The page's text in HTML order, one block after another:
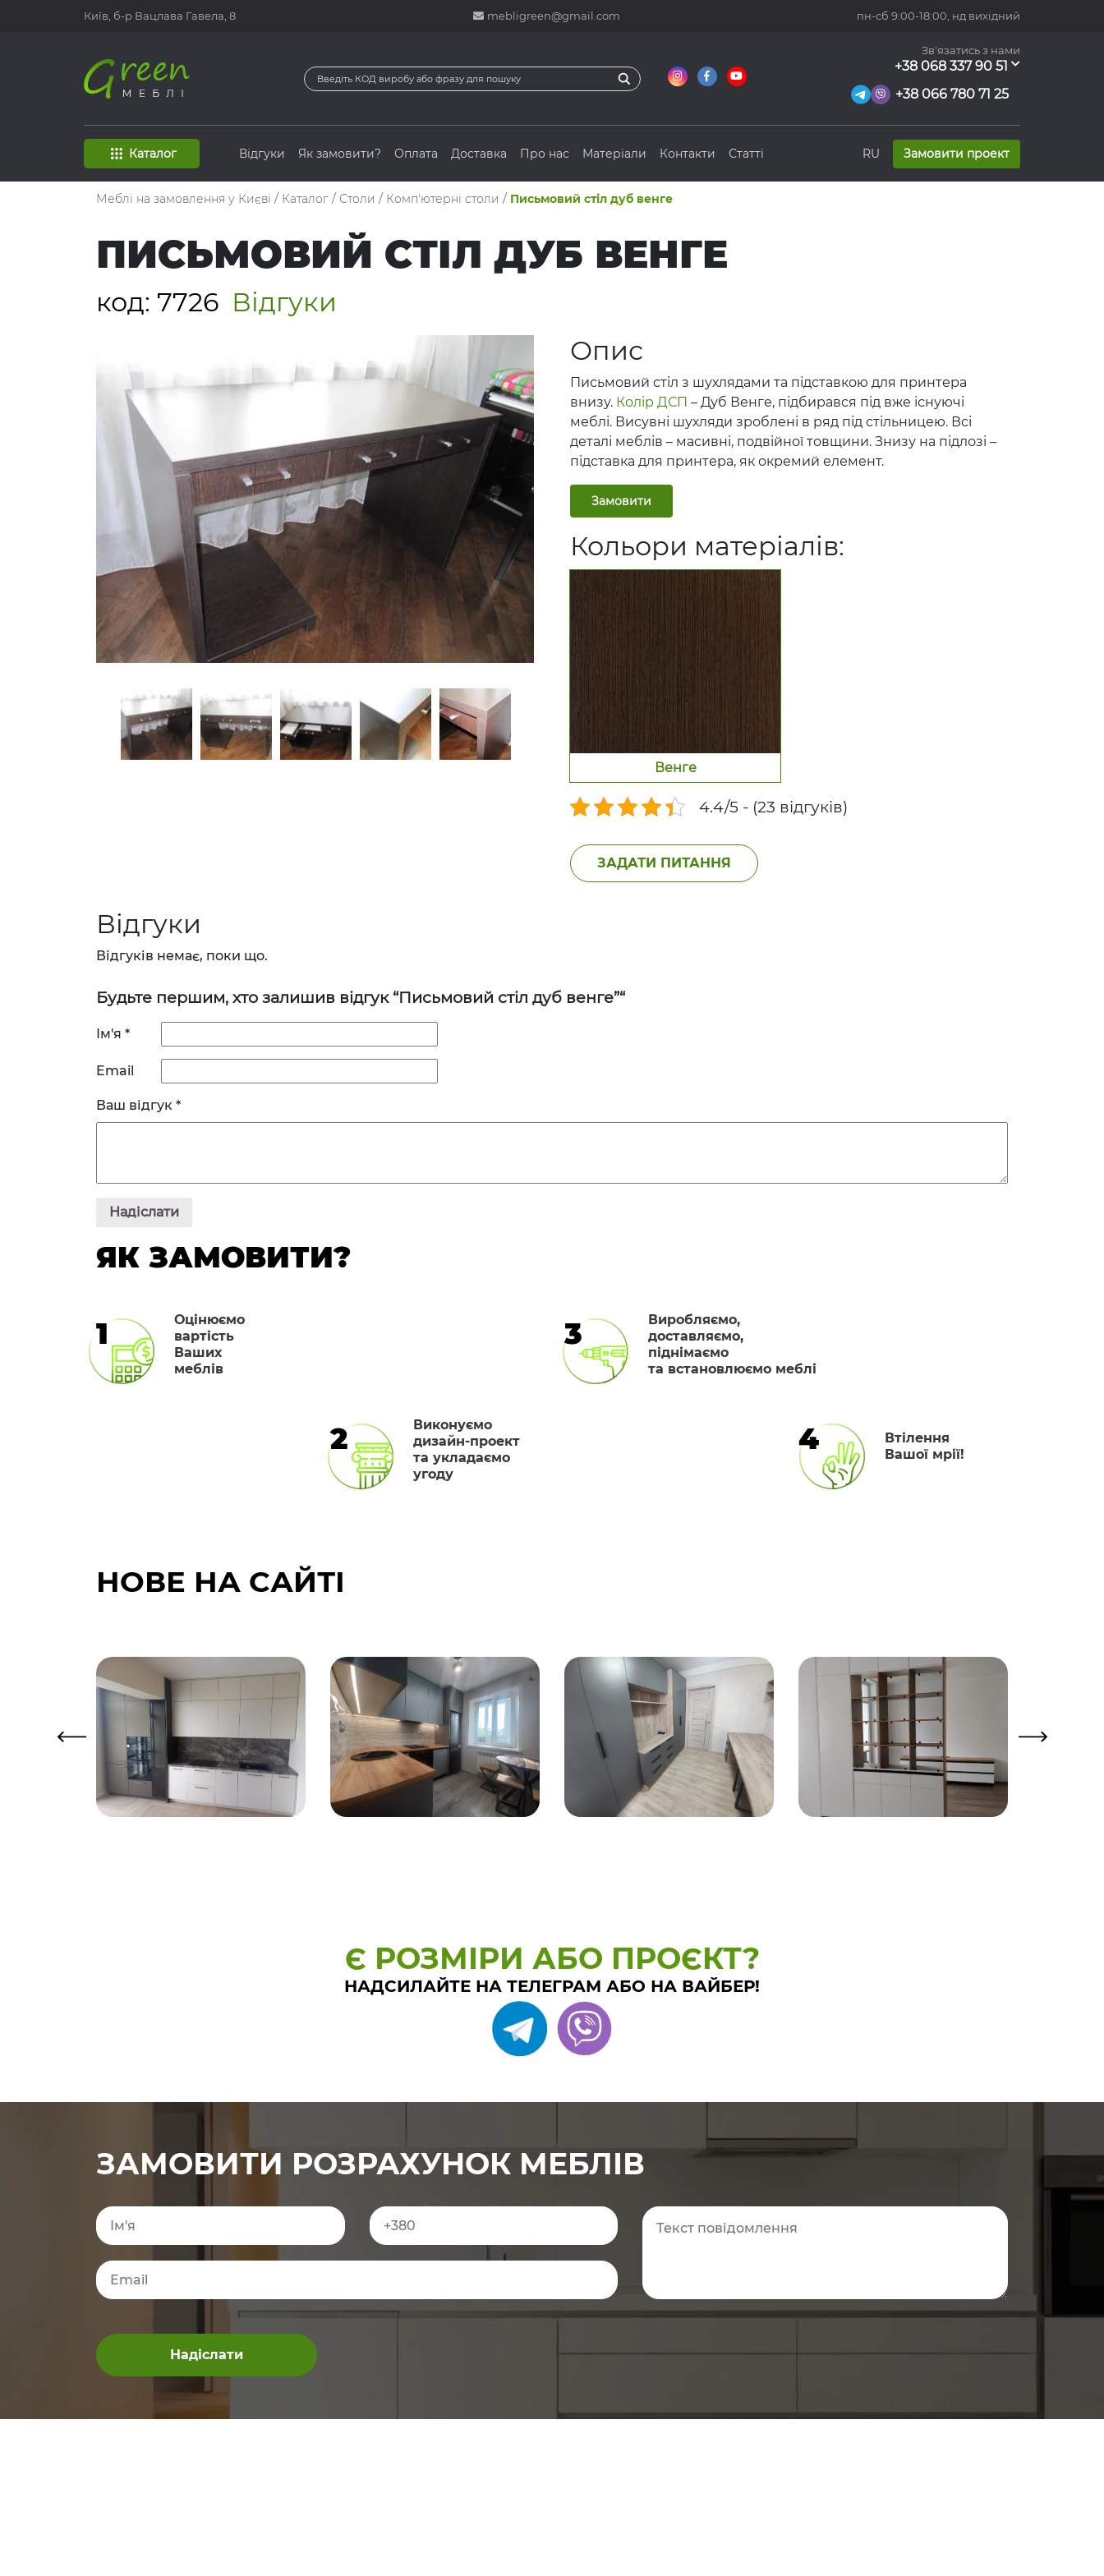
Київ, б-р Вацлава Гавела, 8 mebligreen@gmail.com пн-сб 9:00-18:00, нд вихідний
Зв'язатись з нами
+38 068 337 90 51
+38 066 780 71 25
Каталог Відгуки Як замовити? Оплата Доставка Про нас Матеріали Контакти Статті RU Замовити проект
Меблі на замовлення у Києві / Каталог / Столи / Комп'ютерні столи / Письмовий стіл дуб венге
ПИСЬМОВИЙ СТІЛ ДУБ ВЕНГЕ
код: 7726 Відгуки
Опис
Письмовий стіл з шухлядами та підставкою для принтера
внизу. Колір ДСП – Дуб Венге, підбирався під вже існуючі
меблі. Висувні шухляди зроблені в ряд під стільницею. Всі
деталі меблів – масивні, подвійної товщини. Знизу на підлозі –
підставка для принтера, як окремий елемент.
Замовити
Кольори матеріалів:
Венге
4.4/5 - (23 відгуків)
ЗАДАТИ ПИТАННЯ
Відгуки
Відгуків немає, поки що.
Будьте першим, хто залишив відгук “Письмовий стіл дуб венге”“
Ім'я *
Email
Ваш відгук *
ЯК ЗАМОВИТИ?
1
Оцінюємо
вартість
Ваших
меблів
3
Виробляємо,
доставляємо,
піднімаємо
та встановлюємо меблі
2
Виконуємо
дизайн-проект
та укладаємо
угоду
4
Втілення
Вашої мрії!
НОВЕ НА САЙТІ
Є РОЗМІРИ АБО ПРОЄКТ?
НАДСИЛАЙТЕ НА ТЕЛЕГРАМ АБО НА ВАЙБЕР!
ЗАМОВИТИ РОЗРАХУНОК МЕБЛІВ